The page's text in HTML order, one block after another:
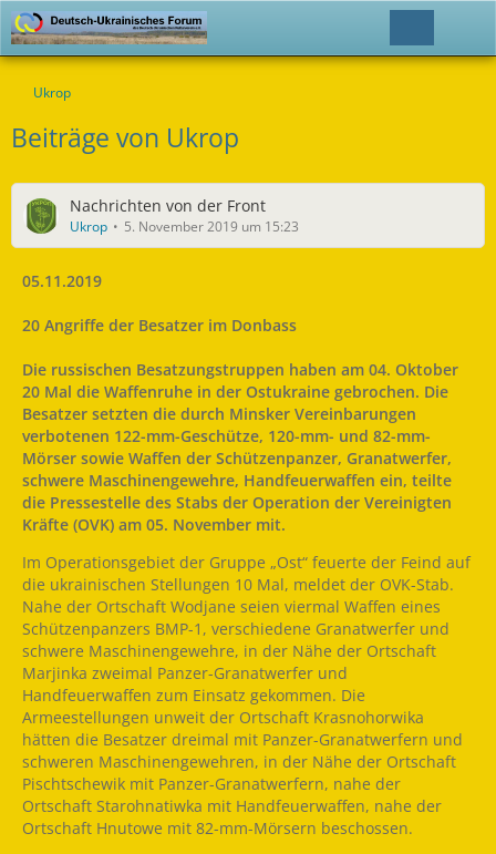
Ukrop
Beiträge von Ukrop
Nachrichten von der Front
Ukrop 5. November 2019 um 15:23
05.11.2019
20 Angriffe der Besatzer im Donbass
Die russischen Besatzungstruppen haben am 04. Oktober
20 Mal die Waffenruhe in der Ostukraine gebrochen. Die
Besatzer setzten die durch Minsker Vereinbarungen
verbotenen 122-mm-Geschütze, 120-mm- und 82-mm-
Mörser sowie Waffen der Schützenpanzer, Granatwerfer,
schwere Maschinengewehre, Handfeuerwaffen ein, teilte
die Pressestelle des Stabs der Operation der Vereinigten
Kräfte (OVK) am 05. November mit.
Im Operationsgebiet der Gruppe „Ost“ feuerte der Feind auf
die ukrainischen Stellungen 10 Mal, meldet der OVK-Stab.
Nahe der Ortschaft Wodjane seien viermal Waffen eines
Schützenpanzers BMP-1, verschiedene Granatwerfer und
schwere Maschinengewehre, in der Nähe der Ortschaft
Marjinka zweimal Panzer-Granatwerfer und
Handfeuerwaffen zum Einsatz gekommen. Die
Armeestellungen unweit der Ortschaft Krasnohorwika
hätten die Besatzer dreimal mit Panzer-Granatwerfern und
schweren Maschinengewehren, in der Nähe der Ortschaft
Pischtschewik mit Panzer-Granatwerfern, nahe der
Ortschaft Starohnatiwka mit Handfeuerwaffen, nahe der
Ortschaft Hnutowe mit 82-mm-Mörsern beschossen.